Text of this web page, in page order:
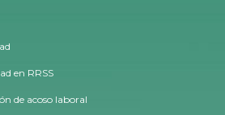
en RRSS
de acoso laboral